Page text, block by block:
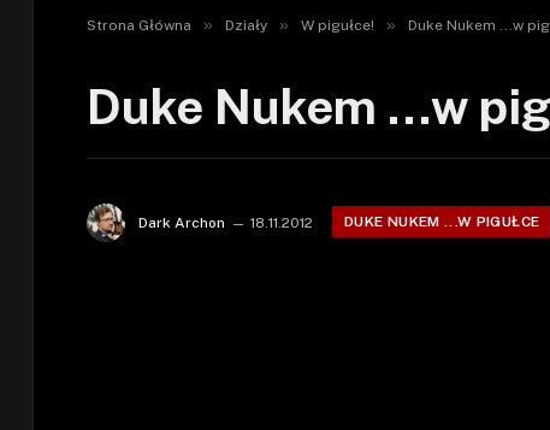
Strona Główna » Działy » W pigułce! » Duke Nukem ...w
Duke Nukem …w
Dark Archon 18.11.2012 DUKE NUKEM ...W PIGUŁCE